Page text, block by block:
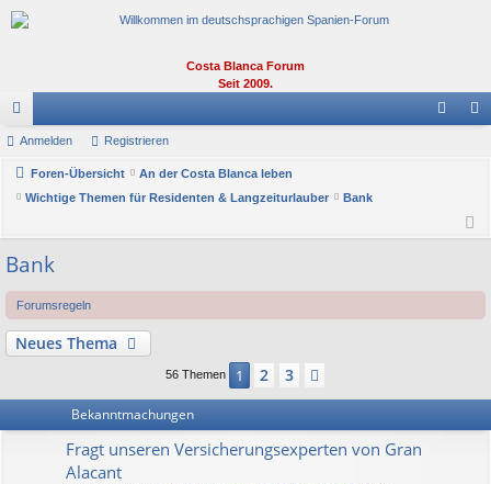
Costa Blanca Forum
Seit 2009.
or
en
de re
Anmelden Registrieren
Foren-Übersicht
An der Costa Blanca leben
Wichtige Themen für Residenten & Langzeiturlauber
Bank
Bank
Forumsregeln
Neues Thema
56 Themen 1 2 3
Bekanntmachungen
Fragt unseren Versicherungsexperten von Gran
Alacant